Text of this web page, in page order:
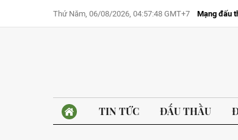
Thứ Năm, 06/08/2026, 04:57:48 GMT+7 Mạng đấu
TIN TỨC ĐẤU THẦU